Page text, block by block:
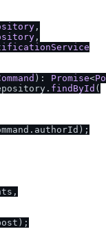
,
,
): Promise<
. findById (
authorId );
,